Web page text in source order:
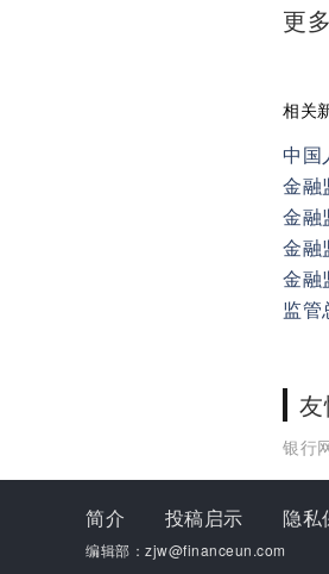
更
相关
金融
金融
金融
监管
银行
简介 投稿启示 隐私
编辑部：zjw@financeun.com